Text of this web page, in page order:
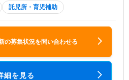
託児所・育児補助
の募集状況を問い合わせる
細を見る